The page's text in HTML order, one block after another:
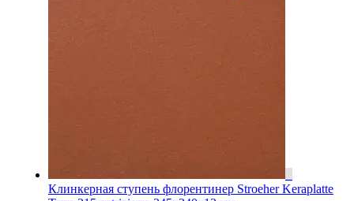
Клинкерная ступень флорентинер Stroeher Keraplatte